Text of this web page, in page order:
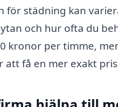
för städning kan
och hur ofta du
kronor per timme,
få en mer exakt